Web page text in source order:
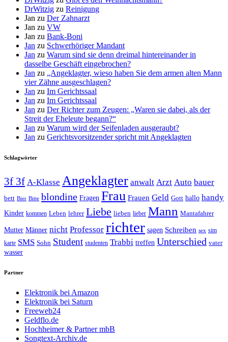
DrWitzig zu Reinigung
Jan zu Der Zahnarzt
Jan zu VW
Jan zu Bank-Boni
Jan zu Schwerhöriger Mandant
Jan zu Warum sind sie denn dreimal hintereinander in
dasselbe Geschäft eingebrochen?
Jan zu „Angeklagter, wieso haben Sie dem armen alten Mann
vier Zähne ausgeschlagen?
Jan zu Im Gerichtssaal
Jan zu Im Gerichtssaal
Jan zu Der Richter zum Zeugen: „Waren sie dabei, als der
Streit der Eheleute begann?“
Jan zu Warum wird der Seifenladen ausgeraubt?
Jan zu Gerichtsvorsitzender spricht mit Angeklagten
Schlagwörter
3f 3f A-Klasse Angeklagter anwalt Arzt Auto bauer
bett Bier Bitte blondine Fragen Frau Frauen Geld Gott hallo handy
Kinder kommen Leben lehrer Liebe lieben lieber Mann Mantafahrer
Mutter Männer nicht Professor richter sagen Schreiben sex sim
karte SMS Sohn Student studenten Trabbi treffen Unterschied vater
wasser
Partner
Elektronik bei Amazon
Elektronik bei Saturn
Freeweb24
Geldflo.de
Hochheimer & Partner mbB
Songtext-Archiv.de